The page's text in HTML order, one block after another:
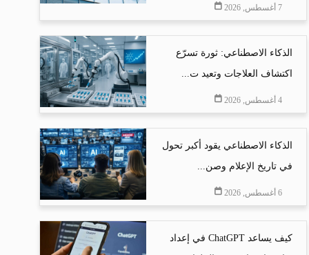
7 أغسطس, 2026
الذكاء الاصطناعي: ثورة تسرّع
اكتشاف العلاجات وتعيد ت...
4 أغسطس, 2026
الذكاء الاصطناعي يقود أكبر تحول
في تاريخ الإعلام وصن...
6 أغسطس, 2026
كيف يساعد ChatGPT في إعداد